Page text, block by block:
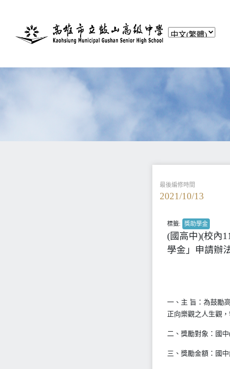
最後編修時間
2021/10/13
標籤: 獎助學金
(國高中)(校內
學金」申請辦
一、主 旨：為鼓勵
正向樂觀之人生觀
二、獎勵對象：國
三、獎勵金額：國